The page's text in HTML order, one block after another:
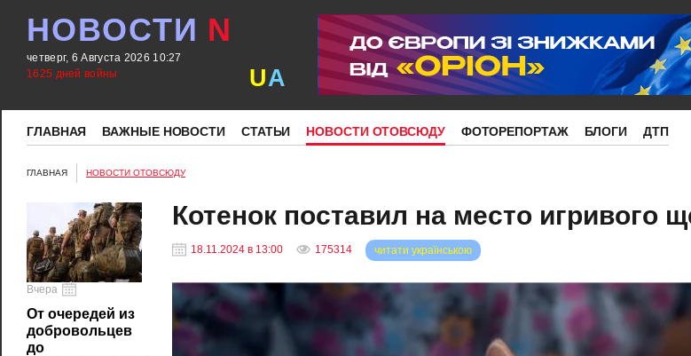
НОВОСТИ N
четверг, 6 Августа 2026 10:27
1625 дней войны
UA
ГЛАВНАЯ ВАЖНЫЕ НОВОСТИ СТАТЬИ НОВОСТИ ОТОВСЮДУ ФОТОРЕПОРТАЖ БЛОГИ ДТП
ГЛАВНАЯ НОВОСТИ ОТОВСЮДУ
Вчера
От очередей из
добровольцев
до
Котенок поставил на место игривого
18.11.2024 в 13:00 175314 читати українською